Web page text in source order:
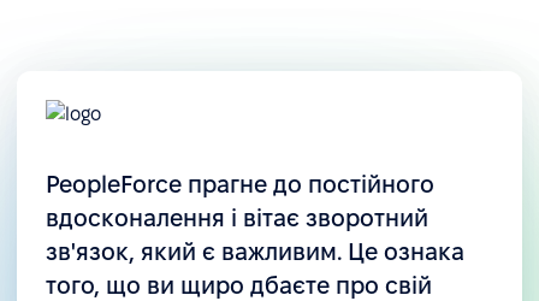
PeopleForce прагне до постійного
вдосконалення і вітає зворотний
зв'язок, який є важливим. Це ознака
того, що ви щиро дбаєте про свій